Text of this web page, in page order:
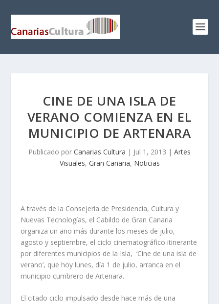
CINE DE UNA ISLA DE
VERANO COMIENZA EN EL
MUNICIPIO DE ARTENARA
Publicado por Canarias Cultura | Jul 1, 2013 | Artes
Visuales, Gran Canaria, Noticias
A través de la Consejería de Presidencia, Cultura y
Nuevas Tecnologías, el Cabildo de Gran Canaria
organiza un año más durante los meses de julio,
agosto y septiembre, el ciclo cinematográfico itinerante
por diferentes municipios de la Isla, ‘Cine de una isla de
verano’, que hoy lunes, día 1 de julio, arranca en el
municipio cumbrero de Artenara.
El citado ciclo impulsado desde hace más de una